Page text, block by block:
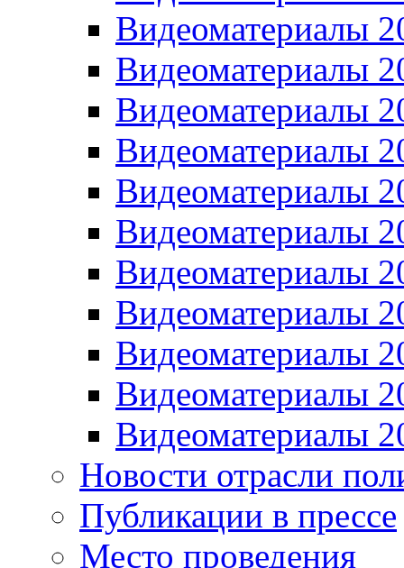
Видеоматериалы
Видеоматериалы
Видеоматериалы
Видеоматериалы
Видеоматериалы
Видеоматериалы
Видеоматериалы
Видеоматериалы
Видеоматериалы
Видеоматериалы
Видеоматериалы
Новости отрасли
Публикации в прессе
Место проведения